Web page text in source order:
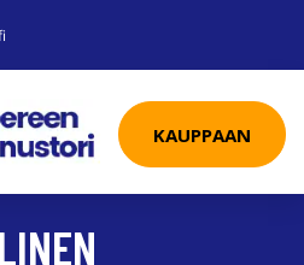
KAUPPAAN